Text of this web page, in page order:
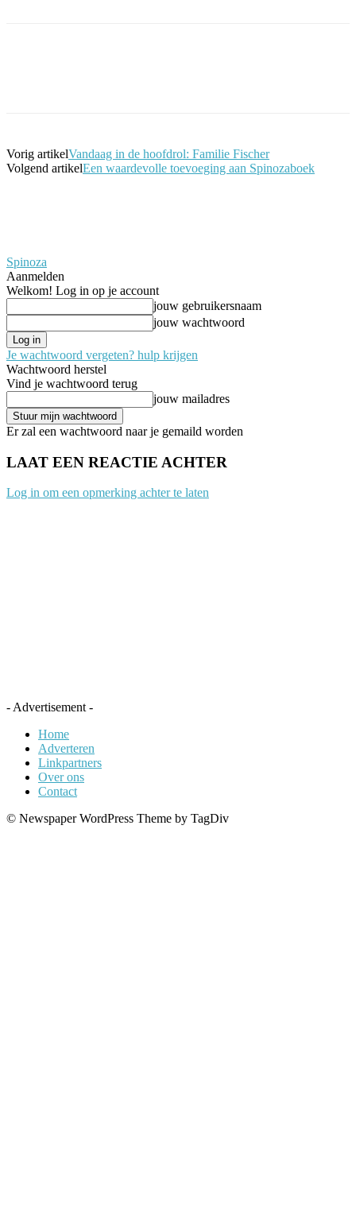
Vorig artikelVandaag in de hoofdrol: Familie Fischer
Volgend artikelEen waardevolle toevoeging aan Spinozaboek
Spinoza
Aanmelden
Welkom! Log in op je account
jouw gebruikersnaam
jouw wachtwoord
Je wachtwoord vergeten? hulp krijgen
Wachtwoord herstel
Vind je wachtwoord terug
jouw mailadres
Er zal een wachtwoord naar je gemaild worden
LAAT EEN REACTIE ACHTER
Log in om een opmerking achter te laten
- Advertisement -
Home
Adverteren
Linkpartners
Over ons
Contact
© Newspaper WordPress Theme by TagDiv